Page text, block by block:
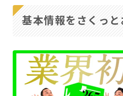
基本情報をさくっと